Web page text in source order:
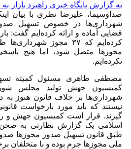
به گزارش پایگاه خبری راهبرد بازار به
صداوسیما، علیرضا نظری با بیان
شهرداری‌ها در خصوص تسهیل
قضایی آماده و ارائه کرده‌ایم گفت:
کرده‌ایم که ۳۷ مجوز
مجوز‌ها متصل شود، اما هیچ
نکرده‌ایم.
مصطفی طاهری مسئول کمیته
کمیسیون جهش تولید مجلس
شهرداری‌ها بر خلاف قانون هنوز
نیستند که باید مورد بازخواست
گیرند. قرار است کمیسیون جهش و
اسلامی یک گزارش نظارتی به
طبق قانون تسهیل صدور مجوز‌ها
ملی مجوز‌ها جرم بوده و با متخلفان